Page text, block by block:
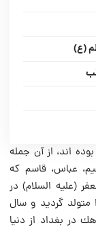
(ع)
اند، از آن جمله
عباس، قاسم كه
(علیه السلام) در
متولد گردید و سال
در بغداد از دنیا